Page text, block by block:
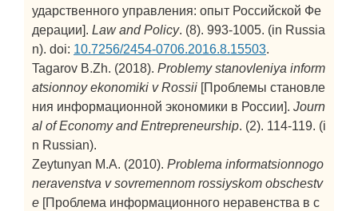
ударственного управления: опыт Российской Фе
дерации]. Law and Policy. (8). 993-1005. (in Russia
n). doi: 10.7256/2454-0706.2016.8.15503.
Tagarov B.Zh. (2018). Problemy stanovleniya inform
atsionnoy ekonomiki v Rossii [Проблемы становле
ния информационной экономики в России]. Journ
al of Economy and Entrepreneurship. (2). 114-119. (i
n Russian).
Zeytunyan M.A. (2010). Problema informatsionnogo
neravenstva v sovremennom rossiyskom obschestv
e [Проблема информационного неравенства в с